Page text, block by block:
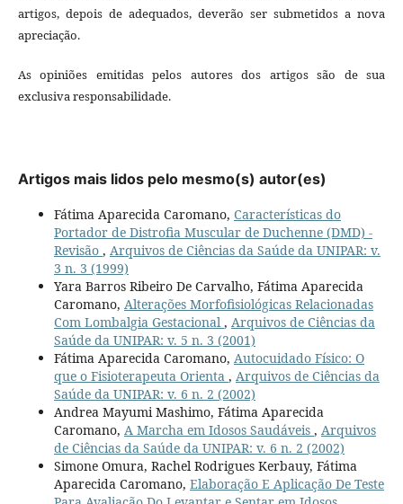
artigos, depois de adequados, deverão ser submetidos a nova
apreciação.
As opiniões emitidas pelos autores dos artigos são de sua
exclusiva responsabilidade.
Artigos mais lidos pelo mesmo(s) autor(es)
Fátima Aparecida Caromano, Características do
Portador de Distrofia Muscular de Duchenne (DMD) -
Revisão , Arquivos de Ciências da Saúde da UNIPAR: v.
3 n. 3 (1999)
Yara Barros Ribeiro De Carvalho, Fátima Aparecida
Caromano, Alterações Morfofisiológicas Relacionadas
Com Lombalgia Gestacional , Arquivos de Ciências da
Saúde da UNIPAR: v. 5 n. 3 (2001)
Fátima Aparecida Caromano, Autocuidado Físico: O
que o Fisioterapeuta Orienta , Arquivos de Ciências da
Saúde da UNIPAR: v. 6 n. 2 (2002)
Andrea Mayumi Mashimo, Fátima Aparecida
Caromano, A Marcha em Idosos Saudáveis , Arquivos
de Ciências da Saúde da UNIPAR: v. 6 n. 2 (2002)
Simone Omura, Rachel Rodrigues Kerbauy, Fátima
Aparecida Caromano, Elaboração E Aplicação De Teste